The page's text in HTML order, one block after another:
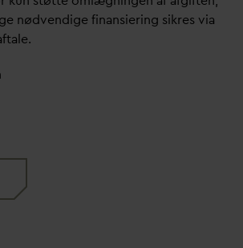
nødvendige finansiering sikres via